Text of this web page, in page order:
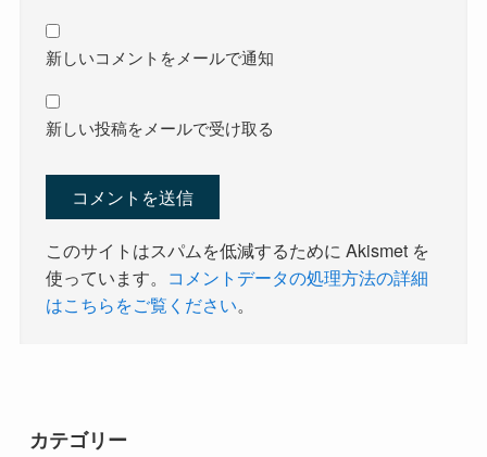
新しいコメントをメールで通知
新しい投稿をメールで受け取る
このサイトはスパムを低減するために Akismet を
使っています。 コメントデータの処理方法の詳細
はこちらをご覧ください。
カテゴリー